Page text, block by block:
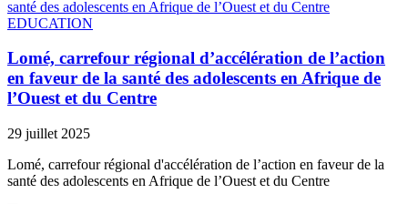
EDUCATION
Lomé, carrefour régional d’accélération de l’action
en faveur de la santé des adolescents en Afrique de
l’Ouest et du Centre
29 juillet 2025
Lomé, carrefour régional d'accélération de l’action en faveur de la
santé des adolescents en Afrique de l’Ouest et du Centre